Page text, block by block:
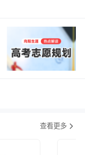
查看更多